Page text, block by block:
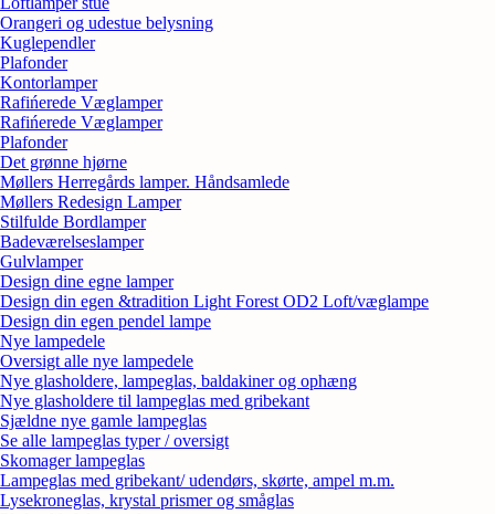
Orangeri og udestue belysning
Kuglependler
Plafonder
Kontorlamper
Rafińerede Væglamper
Rafińerede Væglamper
Plafonder
Det grønne hjørne
Møllers Herregårds lamper. Håndsamlede
Møllers Redesign Lamper
Stilfulde Bordlamper
Badeværelseslamper
Gulvlamper
Design dine egne lamper
Design din egen &tradition Light Forest OD2 Loft/væglampe
Design din egen pendel lampe
Nye lampedele
Oversigt alle nye lampedele
Nye glasholdere, lampeglas, baldakiner og ophæng
Nye glasholdere til lampeglas med gribekant
Sjældne nye gamle lampeglas
Se alle lampeglas typer / oversigt
Skomager lampeglas
Lampeglas med gribekant/ udendørs, skørte, ampel m.m.
Lysekroneglas, krystal prismer og småglas